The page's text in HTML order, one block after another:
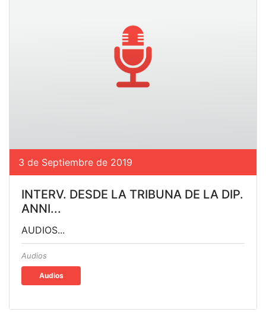
3 de Septiembre de 2019
INTERV. DESDE LA TRIBUNA DE LA DIP.
ANNI...
AUDIOS...
Audios
Audios